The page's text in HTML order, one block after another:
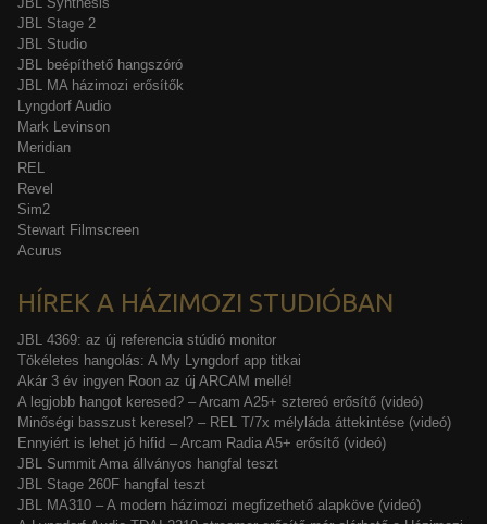
JBL Stage 2
JBL Studio
JBL beépíthető hangszóró
JBL MA házimozi erősítők
Lyngdorf Audio
Mark Levinson
Meridian
REL
Revel
Sim2
Stewart Filmscreen
Acurus
HÍREK A HÁZIMOZI STUDIÓBAN
JBL 4369: az új referencia stúdió monitor
Tökéletes hangolás: A My Lyngdorf app titkai
Akár 3 év ingyen Roon az új ARCAM mellé!
A legjobb hangot keresed? – Arcam A25+ sztereó erősítő (videó)
Minőségi basszust keresel? – REL T/7x mélyláda áttekintése (videó)
Ennyiért is lehet jó hifid – Arcam Radia A5+ erősítő (videó)
JBL Summit Ama állványos hangfal teszt
JBL Stage 260F hangfal teszt
JBL MA310 – A modern házimozi megfizethető alapköve (videó)